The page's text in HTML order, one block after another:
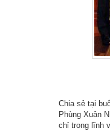
Chia sẻ tại
Phùng Xuân
chỉ trong lĩnh